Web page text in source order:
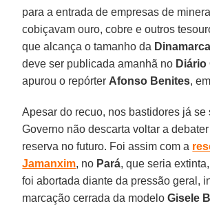
para a entrada de empresas de
cobiçavam ouro, cobre e outros
que alcança o tamanho da
deve ser publicada amanhã no Diário
apurou o repórter Afonso Benites,
Apesar do recuo, nos bastidores já se
Governo não descarta voltar a
reserva no futuro. Foi assim com a
Jamanxim, no Pará, que seria
foi abortada diante da pressão geral,
marcação cerrada da modeloGisele